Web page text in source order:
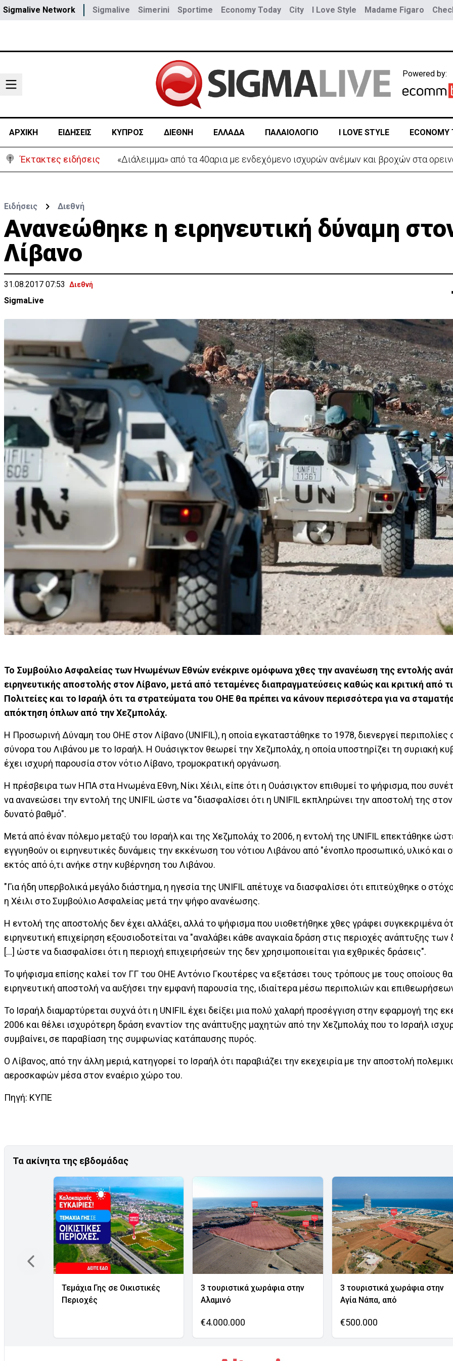
Sigmalive Network Sigmalive Simerini Sportime Economy Today City I Love Style Madame Figaro
Powered by:
ΑΡΧΙΚΗ ΕΙΔΗΣΕΙΣ ΚΥΠΡΟΣ ΔΙΕΘΝΗ ΕΛΛΑΔΑ ΠΑΛΑΙΟΛΟΓΙΟ I LOVE STYLE ECONOMY
Έκτακτες ειδήσεις Εντόπισαν στο όχημα του παράνομα καπνικά και €25.000-Συνελήφθη 34χρονος
Ειδήσεις Διεθνή
Ανανεώθηκε η ειρηνευτική δύναμη
Λίβανο
31.08.2017 07:53 Διεθνή
SigmaLive
Το Συμβούλιο Ασφαλείας των Ηνωμένων Εθνών ενέκρινε ομόφωνα χθες την ανανέωση της εντολής
ειρηνευτικής αποστολής στον Λίβανο, μετά από τεταμένες διαπραγματεύσεις καθώς και κριτική από
Πολιτείες και το Ισραήλ ότι τα στρατεύματα του ΟΗΕ θα πρέπει να κάνουν περισσότερα για να
απόκτηση όπλων από την Χεζμπολάχ.
Η Προσωρινή Δύναμη του ΟΗΕ στον Λίβανο (UNIFIL), η οποία εγκαταστάθηκε το 1978, διενεργεί περιπολίες
σύνορα του Λιβάνου με το Ισραήλ. Η Ουάσιγκτον θεωρεί την Χεζμπολάχ, η οποία υποστηρίζει τη συριακή
έχει ισχυρή παρουσία στον νότιο Λίβανο, τρομοκρατική οργάνωση.
Η πρέσβειρα των ΗΠΑ στα Ηνωμένα Εθνη, Νίκι Χέιλι, είπε ότι η Ουάσιγκτον επιθυμεί το ψήφισμα, που
να ανανεώσει την εντολή της UNIFIL ώστε να "διασφαλίσει ότι η UNIFIL εκπληρώνει την αποστολή της
δυνατό βαθμό".
Μετά από έναν πόλεμο μεταξύ του Ισραήλ και της Χεζμπολάχ το 2006, η εντολή της UNIFIL επεκτάθηκε
εγγυηθούν οι ειρηνευτικές δυνάμεις την εκκένωση του νότιου Λιβάνου από "ένοπλο προσωπικό, υλικό και
εκτός από ό,τι ανήκε στην κυβέρνηση του Λιβάνου.
"Για ήδη υπερβολικά μεγάλο διάστημα, η ηγεσία της UNIFIL απέτυχε να διασφαλίσει ότι επιτεύχθηκε ο
η Χέιλι στο Συμβούλιο Ασφαλείας μετά την ψήφο ανανέωσης.
Η εντολή της αποστολής δεν έχει αλλάξει, αλλά το ψήφισμα που υιοθετήθηκε χθες γράφει συγκεκριμένα
ειρηνευτική επιχείρηση εξουσιοδοτείται να "αναλάβει κάθε αναγκαία δράση στις περιοχές ανάπτυξης
[...] ώστε να διασφαλίσει ότι η περιοχή επιχειρήσεών της δεν χρησιμοποιείται για εχθρικές δράσεις".
Το ψήφισμα επίσης καλεί τον ΓΓ του ΟΗΕ Αντόνιο Γκουτέρες να εξετάσει τους τρόπους με τους οποίους
ειρηνευτική αποστολή να αυξήσει την εμφανή παρουσία της, ιδιαίτερα μέσω περιπολιών και
Το Ισραήλ διαμαρτύρεται συχνά ότι η UNIFIL έχει δείξει μια πολύ χαλαρή προσέγγιση στην εφαρμογή της
2006 και θέλει ισχυρότερη δράση εναντίον της ανάπτυξης μαχητών από την Χεζμπολάχ που το Ισραήλ
συμβαίνει, σε παραβίαση της συμφωνίας κατάπαυσης πυρός.
Ο Λίβανος, από την άλλη μεριά, κατηγορεί το Ισραήλ ότι παραβιάζει την εκεχειρία με την αποστολή
αεροσκαφών μέσα στον εναέριο χώρο του.
Πηγή: ΚΥΠΕ
Τα ακίνητα της εβδομάδας
Τεμάχια Γης σε Οικιστικές
Περιοχές
3 τουριστικά χωράφια στην
Αλαμινό
€4.000.000
3 τουριστικά χωράφια στην
Αγία Νάπα, από
€500.000